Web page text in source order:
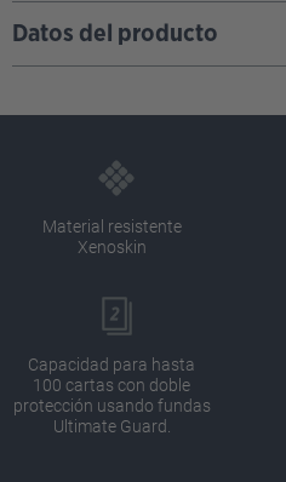
Datos del producto
Material resistente
Xenoskin
Capacidad para hasta
100 cartas con doble
protección usando fundas
Ultimate Guard.